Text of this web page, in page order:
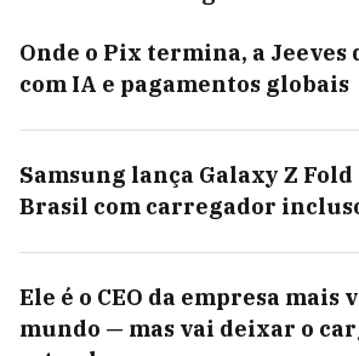
Onde o Pix termina, a Jeeves
com IA e pagamentos globais
Samsung lança Galaxy Z Fold
Brasil com carregador
Ele é o CEO da empresa mais
mundo — mas vai deixar o